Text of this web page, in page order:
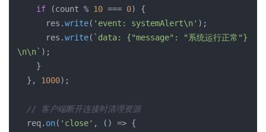
if (count % 10 === 0) {
      res.
write( 'event: systemAlert\n' );
      res.
write( `data: {"message": "系统运行正常"}
\n\n` );
  },
1000);
// 客户端断开连接时清理资源
  req.
on( 'close' , () => {